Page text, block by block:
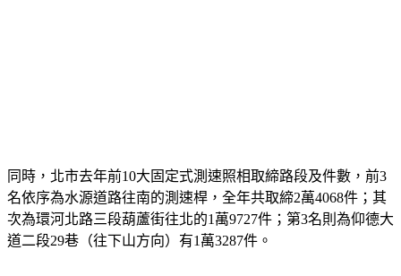
同時，北市去年前10大固定式測速照相取締路段及件數，前3
名依序為水源道路往南的測速桿，全年共取締2萬4068件；其
次為環河北路三段葫蘆街往北的1萬9727件；第3名則為仰德大
道二段29巷（往下山方向）有1萬3287件。